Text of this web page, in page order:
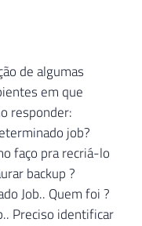
de algumas
em que
responder:
job?
faço pra recriá-lo
backup ?
Job.. Quem foi ?
Preciso identificar